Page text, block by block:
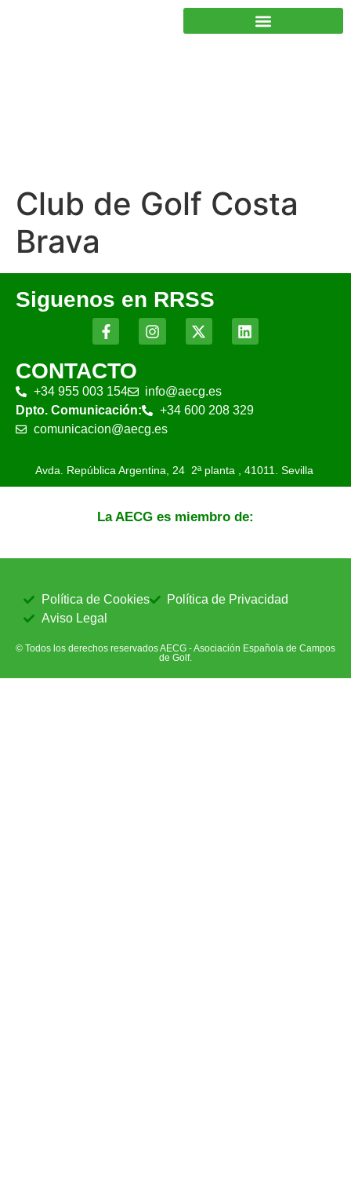
Club de Golf Costa
Brava
Siguenos en RRSS
CONTACTO
+34 955 003 154
info@aecg.es
Dpto. Comunicación:
+34 600 208 329
comunicacion@aecg.es
Avda. República Argentina, 24 2ª planta , 41011. Sevilla
La AECG es miembro de:
© Todos los derechos reservados AECG - Asociación Española de Campos
de Golf.
Política de Cookies
Política de Privacidad
Aviso Legal